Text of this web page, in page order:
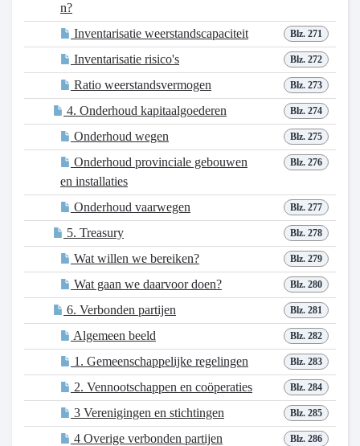
n?
Blz. 271
Inventarisatie weerstandscapaciteit
Blz. 272
Inventarisatie risico's
Blz. 273
Ratio weerstandsvermogen
Blz. 274
4. Onderhoud kapitaalgoederen
Blz. 275
Onderhoud wegen
Blz. 276
Onderhoud provinciale gebouwen
en installaties
Blz. 277
Onderhoud vaarwegen
Blz. 278
5. Treasury
Blz. 279
Wat willen we bereiken?
Blz. 280
Wat gaan we daarvoor doen?
Blz. 281
6. Verbonden partijen
Blz. 282
Algemeen beeld
Blz. 283
1. Gemeenschappelijke regelingen
Blz. 284
2. Vennootschappen en coöperaties
Blz. 285
3 Verenigingen en stichtingen
Blz. 286
4 Overige verbonden partijen